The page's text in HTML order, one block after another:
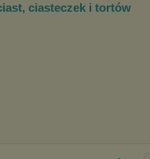
ciasteczek i tortów